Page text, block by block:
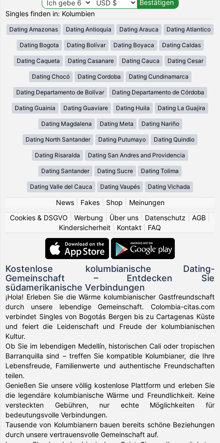
Singles finden in: Kolumbien
Dating Amazonas Dating Antioquia Dating Arauca Dating Atlantico
Dating Bogota Dating Bolívar Dating Boyaca Dating Caldas
Dating Caqueta Dating Casanare Dating Cauca Dating Cesar
Dating Chocó Dating Cordoba Dating Cundinamarca
Dating Departamento de Bolívar Dating Departamento de Córdoba
Dating Guainia Dating Guaviare Dating Huila Dating La Guajira
Dating Magdalena Dating Meta Dating Nariño
Dating North Santander Dating Putumayo Dating Quindio
Dating Risaralda Dating San Andres and Providencia
Dating Santander Dating Sucre Dating Tolima
Dating Valle del Cauca Dating Vaupés Dating Vichada
News| Fakes| Shop
Meinungen
Cookies & DSGVO
Werbung Über uns Datenschutz AGB
Kindersicherheit
Kontakt FAQ
Kostenlose kolumbianische Dating-
Gemeinschaft – Entdecken Sie
südamerikanische Verbindungen
¡Hola! Erleben Sie die Wärme kolumbianischer Gastfreundschaft
durch unsere lebendige Gemeinschaft. Colombia-citas.com
verbindet Singles von Bogotás Bergen bis zu Cartagenas Küste
und feiert die Leidenschaft und Freude der kolumbianischen
Kultur.
Ob Sie im lebendigen Medellín, historischen Cali oder tropischen
Barranquilla sind – treffen Sie kompatible Kolumbianer, die Ihre
Lebensfreude, Familienwerte und authentische Freundschaften
teilen.
Genießen Sie unsere völlig kostenlose Plattform und erleben Sie
die legendäre kolumbianische Wärme und Freundlichkeit. Keine
versteckten Gebühren, nur echte Möglichkeiten für
bedeutungsvolle Verbindungen.
Tausende von Kolumbianern bauen bereits schöne Beziehungen
durch unsere vertrauensvolle Gemeinschaft auf.